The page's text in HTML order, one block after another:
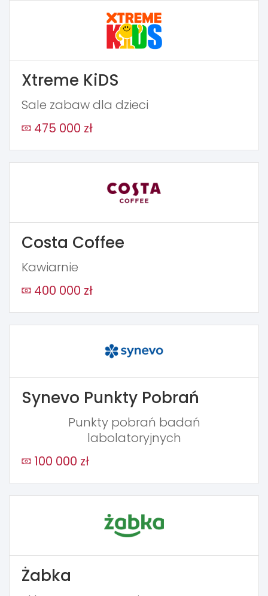
Xtreme KiDS
Sale zabaw dla dzieci
475 000 zł
Costa Coffee
Kawiarnie
400 000 zł
Synevo Punkty Pobrań
Punkty pobrań badań
labolatoryjnych
100 000 zł
Żabka